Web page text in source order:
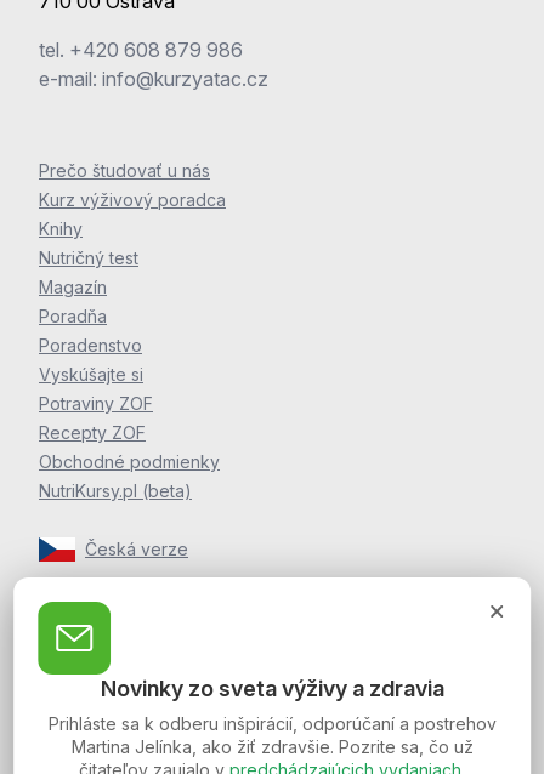
Novinky zo sveta výživy a zdravia
Prihláste sa k odberu inšpirácií, odporúčaní a postrehov
Martina Jelínka, ako žiť zdravšie. Pozrite sa, čo už
čitateľov zaujalo v predchádzajúcich vydaniach
tel. +420 608 879 986
e-mail: info@kurzyatac.cz
Prečo študovať u nás
Kurz výživový poradca
Knihy
Nutričný test
Magazín
Poradňa
Poradenstvo
Vyskúšajte si
Potraviny ZOF
Recepty ZOF
Obchodné podmienky
NutriKursy.pl (beta)
Česká verze
Zpravodaj Martina Jelínka
Zaregistrujte sa k odberu noviniek a postrehov o zdraví